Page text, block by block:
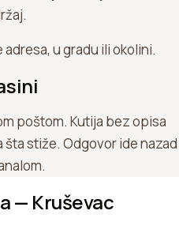
u gradu ili okolini.
poštom. Kutija bez opisa
šta stiže. Odgovor ide nazad
— Kruševac